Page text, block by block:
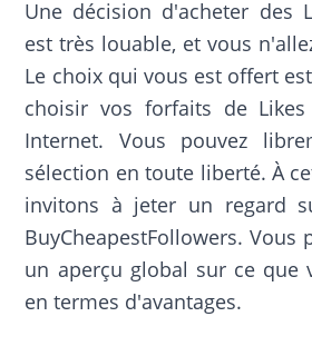
Une décision d'acheter des
est très louable, et vous
Le choix qui vous est offert
choisir vos forfaits de Likes
Internet. Vous pouvez
sélection en toute liberté. À
invitons à jeter un regard
BuyCheapestFollowers. Vous
un aperçu global sur ce que
en termes d'avantages.